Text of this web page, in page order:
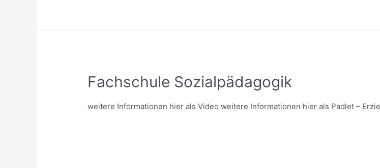
Fachschule Sozialpädagogik
weitere Informationen hier als Video weitere Informationen hier als Padlet –